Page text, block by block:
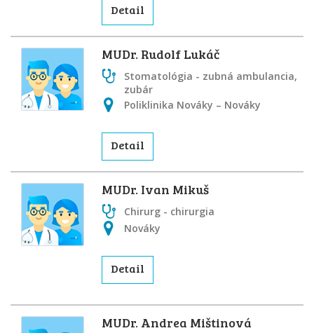
Detail
MUDr. Rudolf Lukáč
Stomatológia - zubná ambulancia,
zubár
Poliklinika Nováky – Nováky
Detail
MUDr. Ivan Mikuš
Chirurg - chirurgia
Nováky
Detail
MUDr. Andrea Mištinová